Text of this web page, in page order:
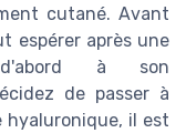
cutané. Avant
espérer après une
d'abord à son
de passer à
hyaluronique, il est